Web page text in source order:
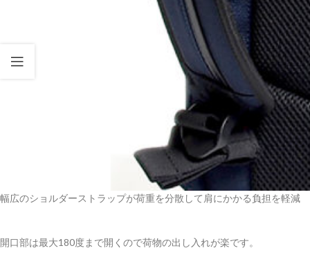
幅広のショルダーストラップが荷重を分散して肩にかかる負担を軽減
開口部は最大180度まで開くので荷物の出し入れが楽です。